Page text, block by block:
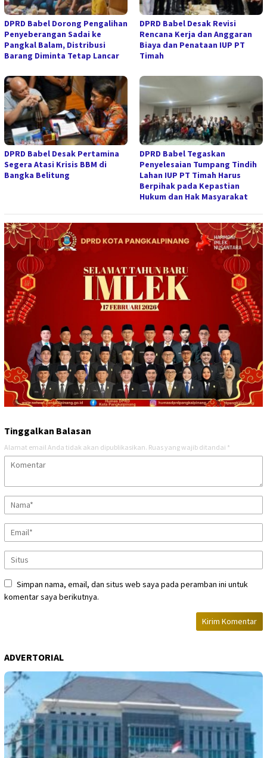
DPRD Babel Dorong Pengalihan
Penyeberangan Sadai ke
Pangkal Balam, Distribusi
Barang Diminta Tetap Lancar
DPRD Babel Desak Revisi
Rencana Kerja dan Anggaran
Biaya dan Penataan IUP PT
Timah
DPRD Babel Desak Pertamina
Segera Atasi Krisis BBM di
Bangka Belitung
DPRD Babel Tegaskan
Penyelesaian Tumpang Tindih
Lahan IUP PT Timah Harus
Berpihak pada Kepastian
Hukum dan Hak Masyarakat
Tinggalkan Balasan
Alamat email Anda tidak akan dipublikasikan. Ruas yang wajib ditandai *
Simpan nama, email, dan situs web saya pada peramban ini untuk
komentar saya berikutnya.
ADVERTORIAL